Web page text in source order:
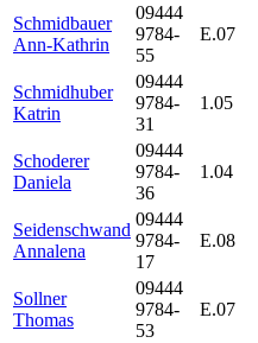
Schmidbauer
Ann-Kathrin
09444
9784-
55
E.07
Schmidhuber
Katrin
09444
9784-
31
1.05
Schoderer
Daniela
09444
9784-
36
1.04
Seidenschwand
Annalena
09444
9784-
17
E.08
Sollner
Thomas
09444
9784-
53
E.07